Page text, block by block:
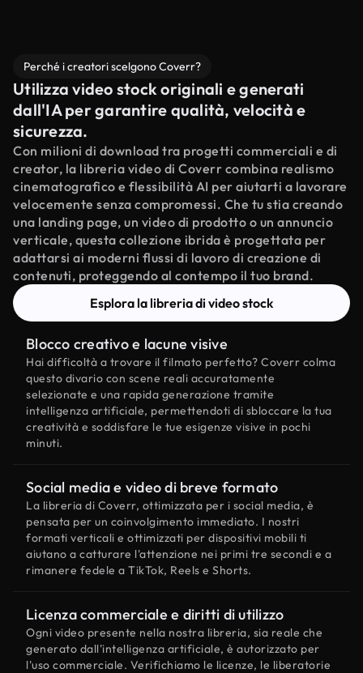
Perché i creatori scelgono Coverr?
Utilizza video stock originali e generati
dall'IA per garantire qualità, velocità e
sicurezza.
Con milioni di download tra progetti commerciali e di
creator, la libreria video di Coverr combina realismo
cinematografico e flessibilità AI per aiutarti a lavorare
velocemente senza compromessi. Che tu stia creando
una landing page, un video di prodotto o un annuncio
verticale, questa collezione ibrida è progettata per
adattarsi ai moderni flussi di lavoro di creazione di
contenuti, proteggendo al contempo il tuo brand.
Esplora la libreria di video stock
Blocco creativo e lacune visive
Hai difficoltà a trovare il filmato perfetto? Coverr colma
questo divario con scene reali accuratamente
selezionate e una rapida generazione tramite
intelligenza artificiale, permettendoti di sbloccare la tua
creatività e soddisfare le tue esigenze visive in pochi
minuti.
Social media e video di breve formato
La libreria di Coverr, ottimizzata per i social media, è
pensata per un coinvolgimento immediato. I nostri
formati verticali e ottimizzati per dispositivi mobili ti
aiutano a catturare l'attenzione nei primi tre secondi e a
rimanere fedele a TikTok, Reels e Shorts.
Licenza commerciale e diritti di utilizzo
Ogni video presente nella nostra libreria, sia reale che
generato dall'intelligenza artificiale, è autorizzato per
l'uso commerciale. Verifichiamo le licenze, le liberatorie